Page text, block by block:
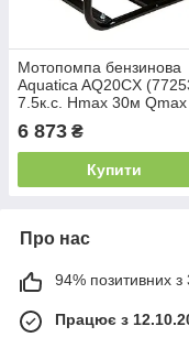
Мотопомпа бензинова
Aquatica AQ20CX
7.5к.с. Hmax 30м Qmax
6 873 ₴
Купити
Про нас
94% позитивних з
Працює з